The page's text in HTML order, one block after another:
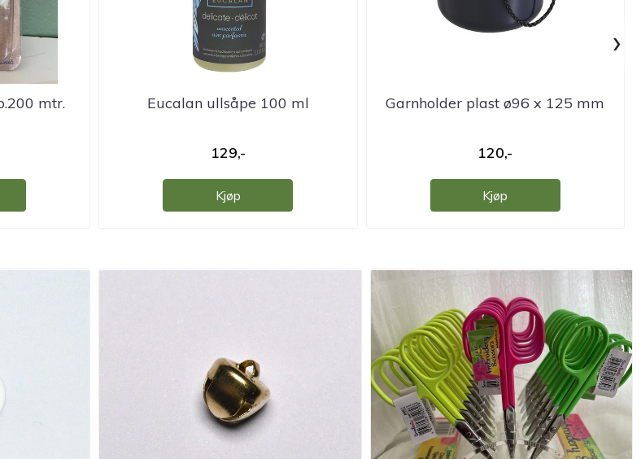
mtr. Eucalan ullsåpe 100 ml
129,-
Kjøp
Garnholder plast ø96 x 125 mm
120,-
Kjøp
›